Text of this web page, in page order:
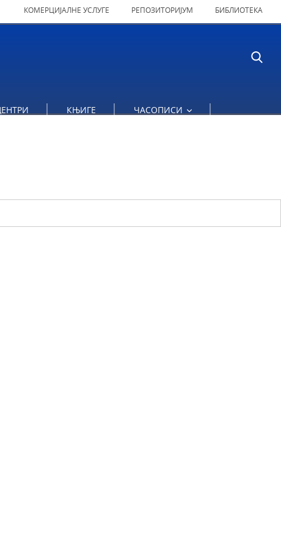
КОМЕРЦИЈАЛНЕ УСЛУГЕ РЕПОЗИТОРИЈУМ БИБЛИОТЕКА
КЊИГЕ ЧАСОПИСИ